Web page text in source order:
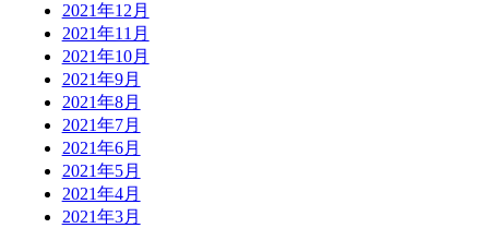
2021年12月
2021年11月
2021年10月
2021年9月
2021年8月
2021年7月
2021年6月
2021年5月
2021年4月
2021年3月